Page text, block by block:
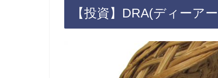
【投資】DRA(ディーア